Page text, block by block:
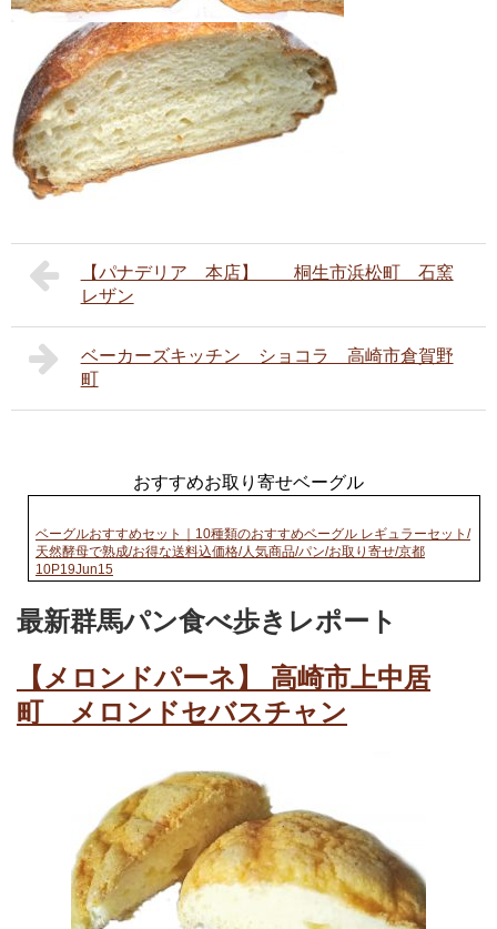
【パナデリア 本店】 桐生市浜松町 石窯
レザン
ベーカーズキッチン ショコラ 高崎市倉賀野
町
おすすめお取り寄せベーグル
ベーグルおすすめセット｜10種類のおすすめベーグル レギュラーセット/
天然酵母で熟成/お得な送料込価格/人気商品/パン/お取り寄せ/京都
10P19Jun15
最新群馬パン食べ歩きレポート
【メロンドパーネ】 高崎市上中居
町 メロンドセバスチャン